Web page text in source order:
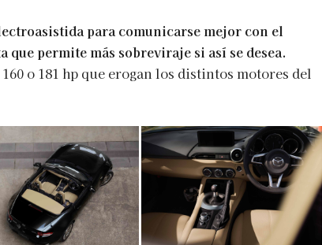
para comunicarse mejor con el
permite más sobreviraje si así se desea.
o 181 hp que erogan los distintos motores del